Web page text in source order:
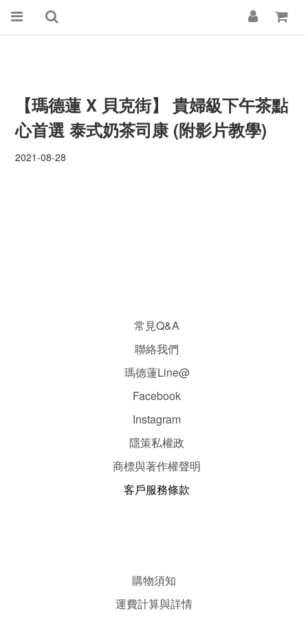
【瑪德蓮 X 貝克街】 貴婦級下午茶點
心首選 泰式奶茶司康 (附影片教學)
2021-08-28
常見Q&A
聯絡我們
瑪德蓮Line@
Facebook
Instagram
隱策私權政
商標與著作權聲明
客戶服務條款
購物須知
運費計算與詳情